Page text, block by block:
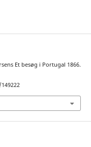
Et besøg i Portugal 1866.